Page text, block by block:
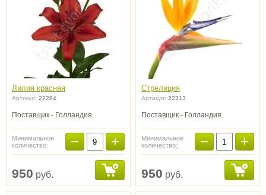
Лилия красная
Артикул: 22284
Поставщик - Голландия.
Минимальное
количество:
− +
950 руб.
Стрелиция
Артикул: 22313
Поставщик - Голландия.
Минимальное
количество:
− +
950 руб.